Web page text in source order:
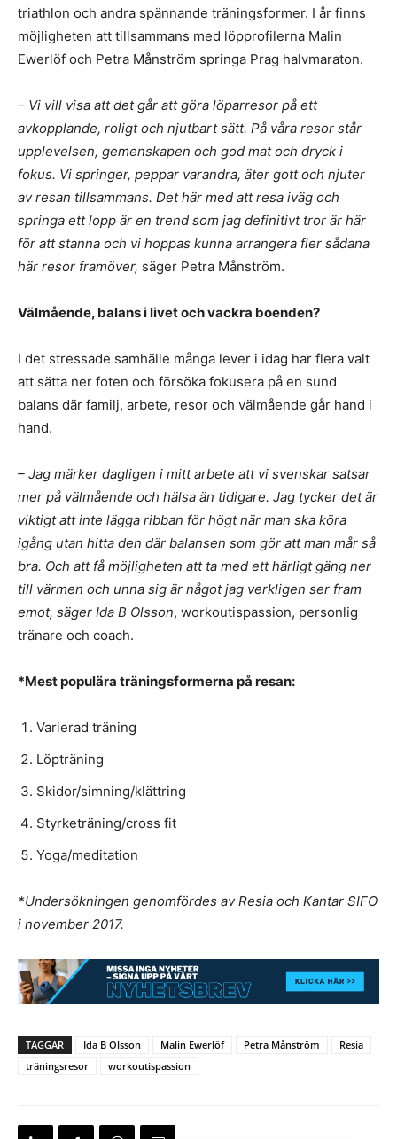
triathlon och andra spännande träningsformer. I år finns
möjligheten att tillsammans med löpprofilerna Malin
Ewerlöf och Petra Månström springa Prag halvmaraton.
– Vi vill visa att det går att göra löparresor på ett
avkopplande, roligt och njutbart sätt. På våra resor står
upplevelsen, gemenskapen och god mat och dryck i
fokus. Vi springer, peppar varandra, äter gott och njuter
av resan tillsammans. Det här med att resa iväg och
springa ett lopp är en trend som jag definitivt tror är här
för att stanna och vi hoppas kunna arrangera fler sådana
här resor framöver, säger Petra Månström.
Välmående, balans i livet och vackra boenden?
I det stressade samhälle många lever i idag har flera valt
att sätta ner foten och försöka fokusera på en sund
balans där familj, arbete, resor och välmående går hand i
hand.
– Jag märker dagligen i mitt arbete att vi svenskar satsar
mer på välmående och hälsa än tidigare. Jag tycker det är
viktigt att inte lägga ribban för högt när man ska köra
igång utan hitta den där balansen som gör att man mår så
bra. Och att få möjligheten att ta med ett härligt gäng ner
till värmen och unna sig är något jag verkligen ser fram
emot, säger Ida B Olsson, workoutispassion, personlig
tränare och coach.
*Mest populära träningsformerna på resan:
Varierad träning
Löpträning
Skidor/simning/klättring
Styrketräning/cross fit
Yoga/meditation
*Undersökningen genomfördes av Resia och Kantar SIFO
i november 2017.
TAGGAR Ida B Olsson Malin Ewerlöf Petra Månström
Resia
träningsresor
workoutispassion